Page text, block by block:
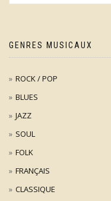
GENRES MUSICAUX
ROCK / POP
BLUES
JAZZ
SOUL
FOLK
FRANÇAIS
CLASSIQUE